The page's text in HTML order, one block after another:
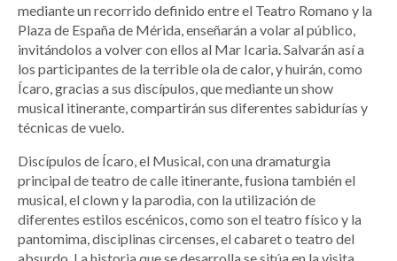
mediante un recorrido definido entre el Teatro Romano y la
Plaza de España de Mérida, enseñarán a volar al público,
invitándolos a volver con ellos al Mar Icaria. Salvarán así a
los participantes de la terrible ola de calor, y huirán, como
Ícaro, gracias a sus discípulos, que mediante un show
musical itinerante, compartirán sus diferentes sabidurías y
técnicas de vuelo.
Discípulos de Ícaro, el Musical, con una dramaturgia
principal de teatro de calle itinerante, fusiona también el
musical, el clown y la parodia, con la utilización de
diferentes estilos escénicos, como son el teatro físico y la
pantomima, disciplinas circenses, el cabaret o teatro del